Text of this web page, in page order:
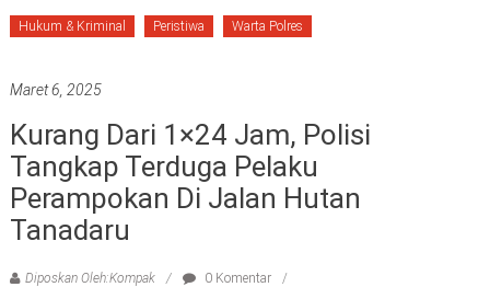
Hukum & Kriminal Peristiwa Warta Polres
Maret 6, 2025
Kurang Dari 1×24 Jam, Polisi
Tangkap Terduga Pelaku
Perampokan Di Jalan Hutan
Tanadaru
Diposkan Oleh:Kompak
0 Komentar